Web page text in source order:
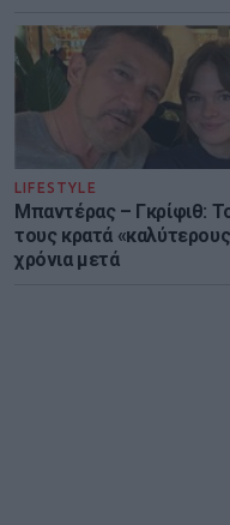
LIFESTYLE
Μπαντέρας – Γκρίφιθ:
τους κρατά
χρόνια μετά